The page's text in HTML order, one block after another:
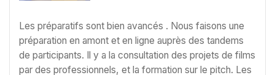
Les préparatifs sont bien avancés . Nous faisons une
préparation en amont et en ligne auprès des tandems
de participants. Il y a la consultation des projets de films
par des professionnels, et la formation sur le pitch. Les